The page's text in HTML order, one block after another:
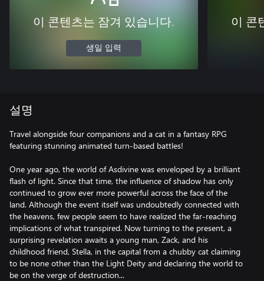
이 콘텐츠는 잠겨 있습니다.
생일 입력
이 콘
설명
Travel alongside four companions and a cat in a fantasy RPG
featuring stunning animated turn-based battles!
One year ago, the world of Asdivine was enveloped by a brilliant
flash of light. Since that time, the influence of shadow has only
continued to grow ever more powerful across the face of the
land. Although the event itself was undoubtedly connected with
the heavens, few people seem to have realized the far-reaching
implications of what transpired. Now turning to the present, a
surprising revelation awaits a young man, Zack, and his
childhood friend, Stella, in the capital from a chubby cat claiming
to be none other than the Light Deity and declaring the world to
be on the verge of destruction...